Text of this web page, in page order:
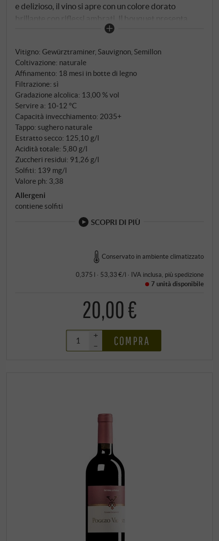
e delizioso, il vino si apre con un colore dorato
brillante con riflessi ambrati. Il bouquet presenta
note di frutta secca, miele, petali di rosa pressati e
meravigliosamente lusinghiero.
SUPERIORE.DE
Vitigno: Gewürztraminer, Sauvignon, Semillon
Coltivazione: naturale
Affinamento: 18 mesi in botte di legno
Filtrazione: sì
Gradazione alcolica: 13,00 % vol
Servire a: 10‑12 °C
Capacità invecchiamento: 2035+
Tappo: sughero naturale
Estratto secco: 125,10 g/l
Acidità totale: 5,80 g/l
Zuccheri residui: 91,26 g/l
Solfiti: 139 mg/l
Valore ph: 3,38
Allergeni
contiene solfiti
SCOPRI DI PIÙ
Conservato in ambiente climatizzato
0,375 l · 53,33 €/l · IVA inclusa , più spedizione
7 unità disponibile
20,00 €
+
–
COMPRA